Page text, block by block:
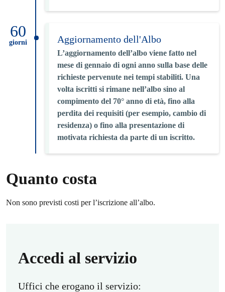
60
giorni Aggiornamento dell'Albo
L’aggiornamento dell’albo viene fatto nel
mese di gennaio di ogni anno sulla base delle
richieste pervenute nei tempi stabiliti. Una
volta iscritti si rimane nell’albo sino al
compimento del 70° anno di età, fino alla
perdita dei requisiti (per esempio, cambio di
residenza) o fino alla presentazione di
motivata richiesta da parte di un iscritto.
Quanto costa
Non sono previsti costi per l’iscrizione all’albo.
Accedi al servizio
Uffici che erogano il servizio: